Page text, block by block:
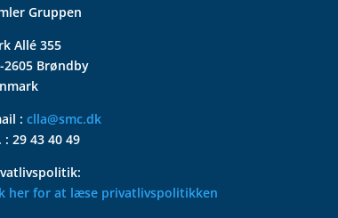
Gruppen
Allé 355
2605 Brøndby
:clla@smc.dk
: 29 43 40 49
her for at læse privatlivspolitikken